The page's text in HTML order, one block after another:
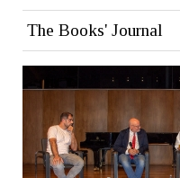
The Books' Journal